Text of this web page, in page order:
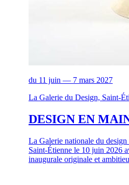
du 11 juin — 7 mars 2027
La Galerie du Design, Saint-
DESIGN EN
La Galerie nationale du design
Saint-Étienne le 10 juin 2026
inaugurale originale et